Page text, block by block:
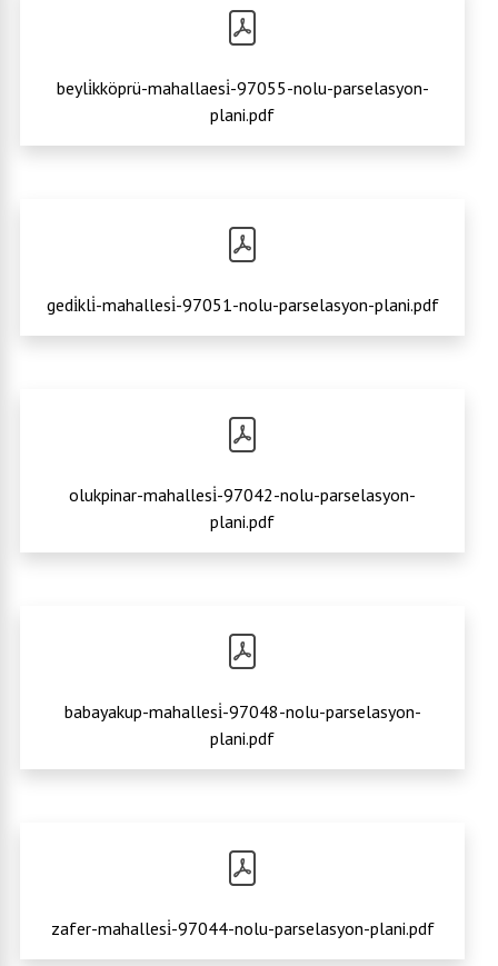
beyli̇kköprü-mahallaesi̇-97055-nolu-parselasyon-
plani.pdf
gedi̇kli̇-mahallesi̇-97051-nolu-parselasyon-plani.pdf
olukpinar-mahallesi̇-97042-nolu-parselasyon-
plani.pdf
babayakup-mahallesi̇-97048-nolu-parselasyon-
plani.pdf
zafer-mahallesi̇-97044-nolu-parselasyon-plani.pdf